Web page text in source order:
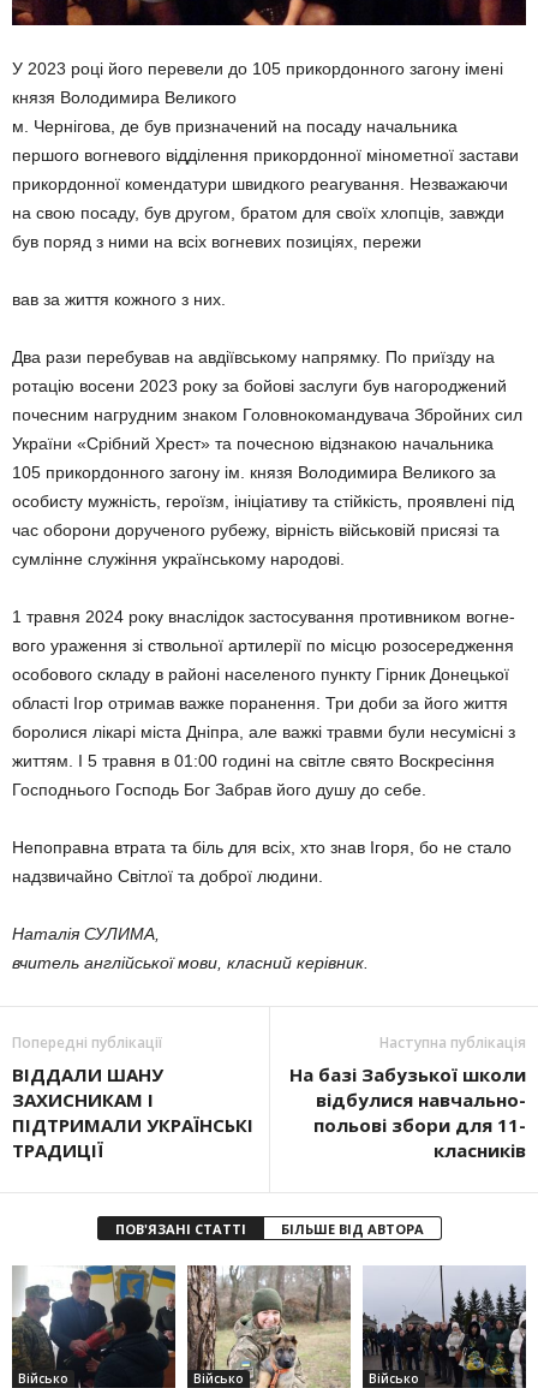
У 2023 році його перевели до 105 прикордонного загону імені
князя Володимира Великого
м. Чернігова, де був призначений на посаду начальника
першого вогневого відділення прикордон­ної мінометної застави
прикордон­ної комендатури швидкого реагу­вання. Незважаючи
на свою поса­ду, був другом, братом для своїх хлопців, завжди
був поряд з ними на всіх вогневих позиціях, пережи­
вав за життя кожного з них.
Два рази перебував на авдіїв­ському напрямку. По приїзду на
ротацію восени 2023 року за бойо­ві заслуги був нагороджений
по­чесним нагрудним знаком Голов­нокомандувача Збройних cил
України «Срібний Хрест» та по­чесною відзнакою начальника
105 прикордонного загону ім. князя Володимира Великого за
особисту мужність, героїзм, ініціативу та стійкість, проявлені під
час оборо­ни дорученого рубежу, вірність військовій присязі та
сумлінне служіння українському народові.
1 травня 2024 року внаслідок застосування противником вогне­
вого ураження зі ствольної арти­лерії по місцю розосередження
особового складу в районі населе­ного пункту Гірник Донецької
об­ласті Ігор отримав важке поранення. Три доби за його життя
боро­лися лікарі міста Дніпра, але важкі травми були несумісні з
життям. І 5 травня в 01:00 годині на світле свято Воскресіння
Господнього Господь Бог Забрав його душу до себе.
Непоправна втрата та біль для всіх, хто знав Ігоря, бо не стало
надзвичайно Світлої та доброї людини.
Наталія СУЛИМА,
вчитель англійської мови, класний керівник.
Попередні публікації
ВІДДАЛИ ШАНУ
ЗАХИСНИКАМ І
ПІДТРИМАЛИ УКРАЇНСЬКІ
ТРАДИЦІЇ
Наступна публікація
На базі Забузької школи
відбулися навчально-
польові збори для 11-
класників
ПОВ'ЯЗАНІ СТАТТІ БІЛЬШЕ ВІД АВТОРА
Військо Військо Військо